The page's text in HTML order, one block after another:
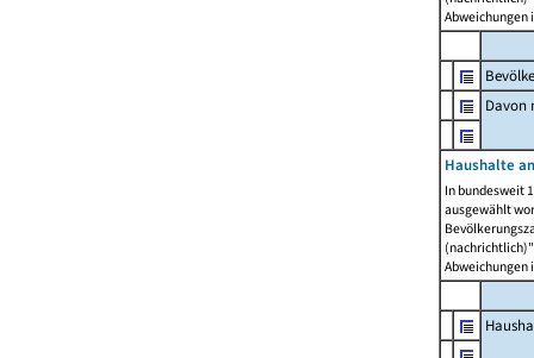
Abweichungen
Davon
Haushalte
In bundesweit
ausgewählt
Abweichungen